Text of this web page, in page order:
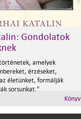
Gondolatok
amelyek
érzéseket,
életünket, formálják
sorsunkat."
Könyv